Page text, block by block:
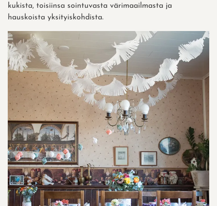
kukista, toisiinsa sointuvasta värimaailmasta ja
hauskoista yksityiskohdista.